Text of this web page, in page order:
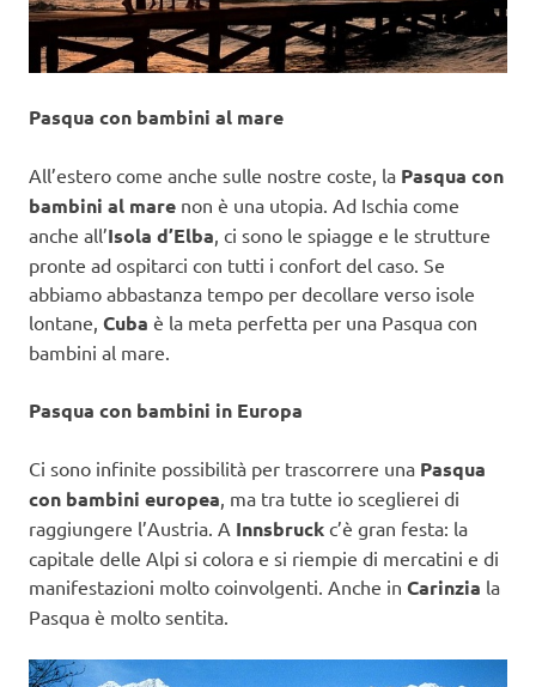
Pasqua con bambini al mare
All’estero come anche sulle nostre coste, la Pasqua con
bambini al mare non è una utopia. Ad Ischia come
anche all’Isola d’Elba , ci sono le spiagge e le strutture
pronte ad ospitarci con tutti i confort del caso. Se
abbiamo abbastanza tempo per decollare verso isole
lontane, Cuba è la meta perfetta per una Pasqua con
bambini al mare.
Pasqua con bambini in Europa
Ci sono infinite possibilità per trascorrere una Pasqua
con bambini europea , ma tra tutte io sceglierei di
raggiungere l’Austria. A Innsbruck c’è gran festa: la
capitale delle Alpi si colora e si riempie di mercatini e di
manifestazioni molto coinvolgenti. Anche in Carinzia la
Pasqua è molto sentita.